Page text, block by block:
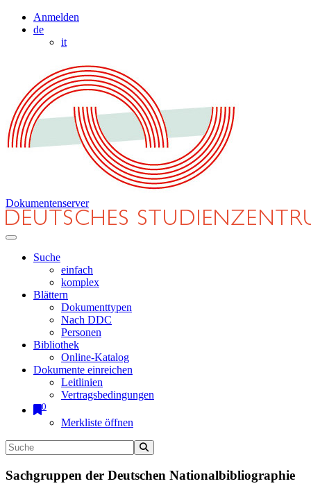
Anmelden
de
it
Dokumentenserver
Suche
einfach
komplex
Blättern
Dokumenttypen
Nach DDC
Personen
Bibliothek
Online-Katalog
Dokumente einreichen
Leitlinien
Vertragsbedingungen
0
Merkliste öffnen
Sachgruppen der Deutschen Nationalbibliographie